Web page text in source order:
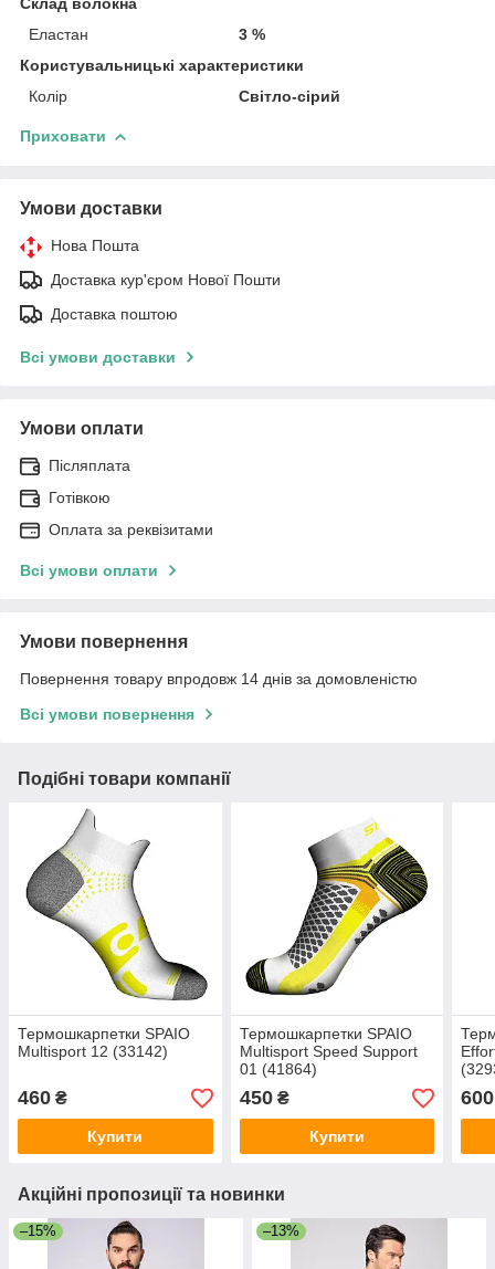
Еластан
3 %
Користувальницькі характеристики
Колір
Світло-сірий
Приховати
Умови доставки
Нова Пошта
Доставка кур'єром Нової Пошти
Доставка поштою
Всі умови доставки
Умови оплати
Післяплата
Готівкою
Оплата за реквізитами
Всі умови оплати
Умови повернення
Повернення товару впродовж 14 днів за домовленістю
Всі умови повернення
Подібні товари компанії
Термошкарпетки SPAIO
Multisport 12 (33142)
460 ₴
Купити
Термошкарпетки SPAIO
Multisport Speed Support
01 (41864)
450₴
Купити
600
Акційні пропозиції та новинки
–15% –13%